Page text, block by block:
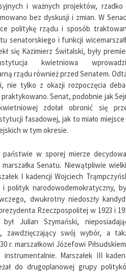
i ważnych projektów, rzadko
bez dyskusji i zmian. W
politykę rządu i sposób
senatorskiego i funkcji
się Kazimierz Świtalski, były
kwietniowa
rządu również przed Senatem.
nie tylko z okazji rozpoczęcia
Senat, podobnie jak
zdołał obronić się
fasadowej, jak to miało
w tym okresie.
w sporej mierze
Senatu. Niewątpliwie
I kadencji Wojciech
polityk narodowodemokratyczny,
dwukrotny niedoszły
Rzeczpospolitej w 1923 i
Julian Szymański,
zawdzięczający swój wybór, a
r. marszałkowi Józefowi
Marszałek III
do drugoplanowej grupy